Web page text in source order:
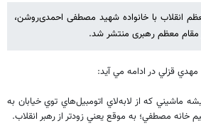
انقلاب با خانواده شهید مصطفی احمدی‌روشن،
مقام معظم رهبری منتشر شد.
قزلي در ادامه مي آيد:
ماشيني كه از لابه‌لاي اتومبيل‌هاي توي خيابان به
مصطفي؛ به موقع يعني زودتر از رهبر انقلاب.